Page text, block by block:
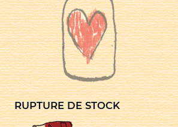
RUPTURE DE STOCK